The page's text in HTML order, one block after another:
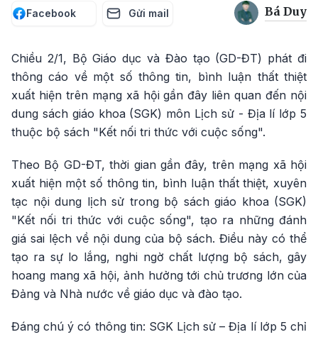
Facebook Gửi mail Bá Duy
Chiều 2/1, Bộ Giáo dục và Đào tạo (GD-ĐT) phát đi
thông cáo về một số thông tin, bình luận thất thiệt
xuất hiện trên mạng xã hội gần đây liên quan đến nội
dung sách giáo khoa (SGK) môn Lịch sử - Địa lí lớp 5
thuộc bộ sách "Kết nối tri thức với cuộc sống".
Theo Bộ GD-ĐT, thời gian gần đây, trên mạng xã hội
xuất hiện một số thông tin, bình luận thất thiệt, xuyên
tạc nội dung lịch sử trong bộ sách giáo khoa (SGK)
"Kết nối tri thức với cuộc sống", tạo ra những đánh
giá sai lệch về nội dung của bộ sách. Điều này có thể
tạo ra sự lo lắng, nghi ngờ chất lượng bộ sách, gây
hoang mang xã hội, ảnh hưởng tới chủ trương lớn của
Đảng và Nhà nước về giáo dục và đào tạo.
Đáng chú ý có thông tin: SGK Lịch sử – Địa lí lớp 5 chỉ